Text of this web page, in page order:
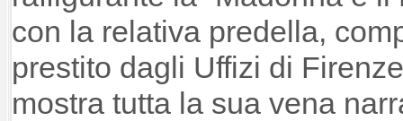
con la relativa predella,
prestito dagli Uffizi di
mostra tutta la sua vena